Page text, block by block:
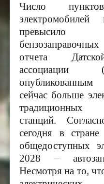
Число
отчета
ассоциации
сейчас больше
традиционных
станций.
сегодня в стране
общедоступных
2028 –
Несмотря на то,